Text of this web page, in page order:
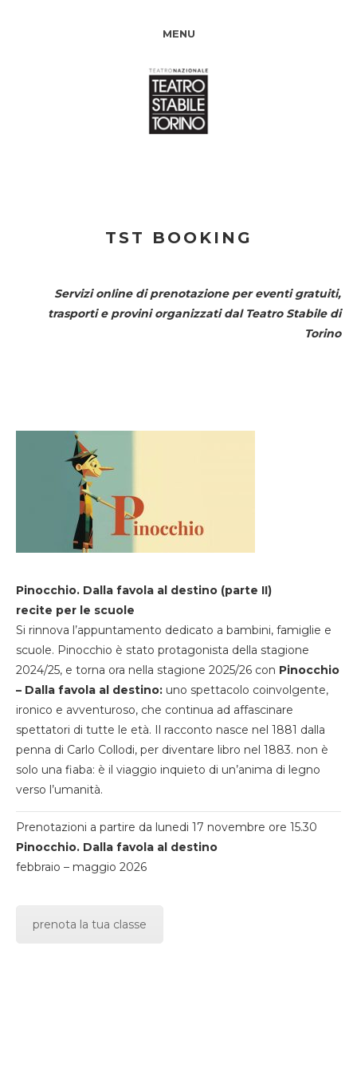
MENU
TST BOOKING
Servizi online di prenotazione per eventi gratuiti,
trasporti e provini organizzati dal Teatro Stabile di
Torino
Pinocchio. Dalla favola al destino (parte II)
recite per le scuole
Si rinnova l’appuntamento dedicato a bambini, famiglie e
scuole. Pinocchio è stato protagonista della stagione
2024/25, e torna ora nella stagione 2025/26 con Pinocchio
– Dalla favola al destino: uno spettacolo coinvolgente,
ironico e avventuroso, che continua ad affascinare
spettatori di tutte le età. Il racconto nasce nel 1881 dalla
penna di Carlo Collodi, per diventare libro nel 1883. non è
solo una fiaba: è il viaggio inquieto di un’anima di legno
verso l’umanità.
Prenotazioni a partire da lunedi 17 novembre ore 15.30
Pinocchio. Dalla favola al destino
febbraio – maggio 2026
prenota la tua classe